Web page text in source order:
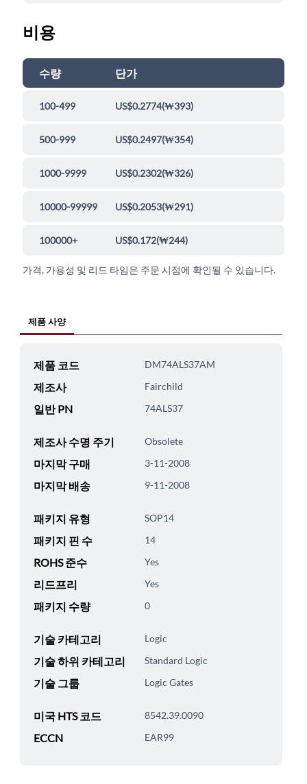
비용
수량 단가
100-499 US$0.2774(₩393)
500-999 US$0.2497(₩354)
1000-9999 US$0.2302(₩326)
10000-99999 US$0.2053(₩291)
100000+ US$0.172(₩244)
가격, 가용성 및 리드 타임은 주문 시점에 확인될 수 있습니다.
제품 사양
제품 코드 DM74ALS37AM
제조사 Fairchild
일반 PN 74ALS37
제조사 수명 주기 Obsolete
마지막 구매 3-11-2008
마지막 배송 9-11-2008
패키지 유형 SOP14
패키지 핀 수 14
ROHS 준수 Yes
리드프리 Yes
패키지 수량 0
기술 카테고리 Logic
기술 하위 카테고리 Standard Logic
기술 그룹 Logic Gates
미국 HTS 코드 8542.39.0090
ECCN EAR99